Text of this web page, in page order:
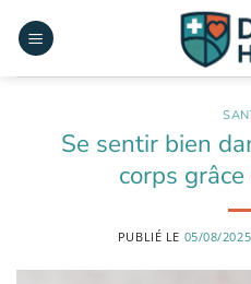
au
Se sentir bien
corps
PUBLIÉ LE 05/08/2025